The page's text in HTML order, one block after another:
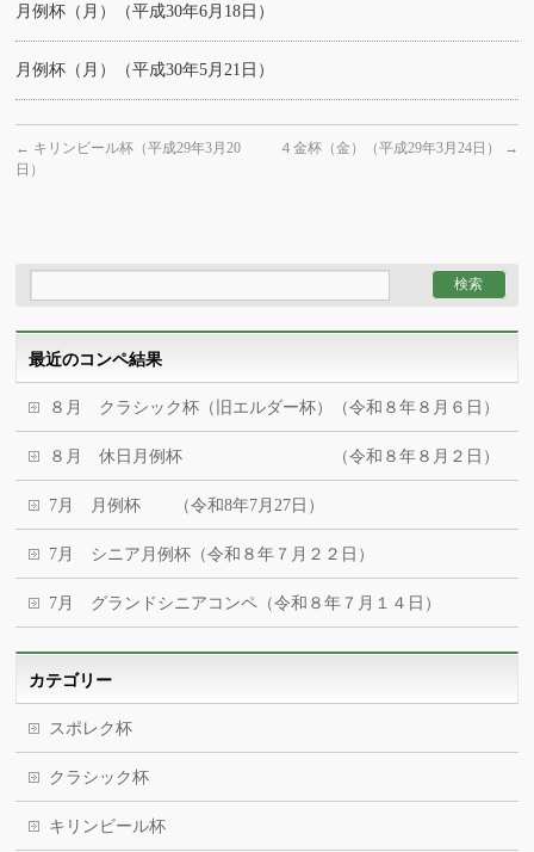
月例杯（月）（平成30年6月18日）
月例杯（月）（平成30年5月21日）
← キリンビール杯（平成29年3月20
日）
４金杯（金）（平成29年3月24日） →
最近のコンペ結果
８月 クラシック杯（旧エルダー杯）（令和８年８月６日）
８月 休日月例杯 （令和８年８月２日）
7月 月例杯 （令和8年7月27日）
7月 シニア月例杯（令和８年７月２２日）
7月 グランドシニアコンペ（令和８年７月１４日）
カテゴリー
スポレク杯
クラシック杯
キリンビール杯